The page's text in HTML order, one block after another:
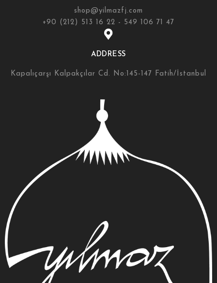
shop@yilmazfj.com
+90 (212) 513 16 22 - 549 106 71 47
ADDRESS
Kapalıçarşı Kalpakçılar Cd. No:145-147 Fatih/İstanbul